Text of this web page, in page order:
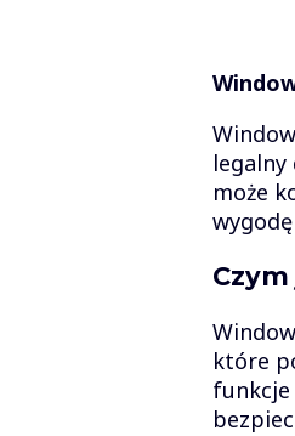
może
które
funkcje